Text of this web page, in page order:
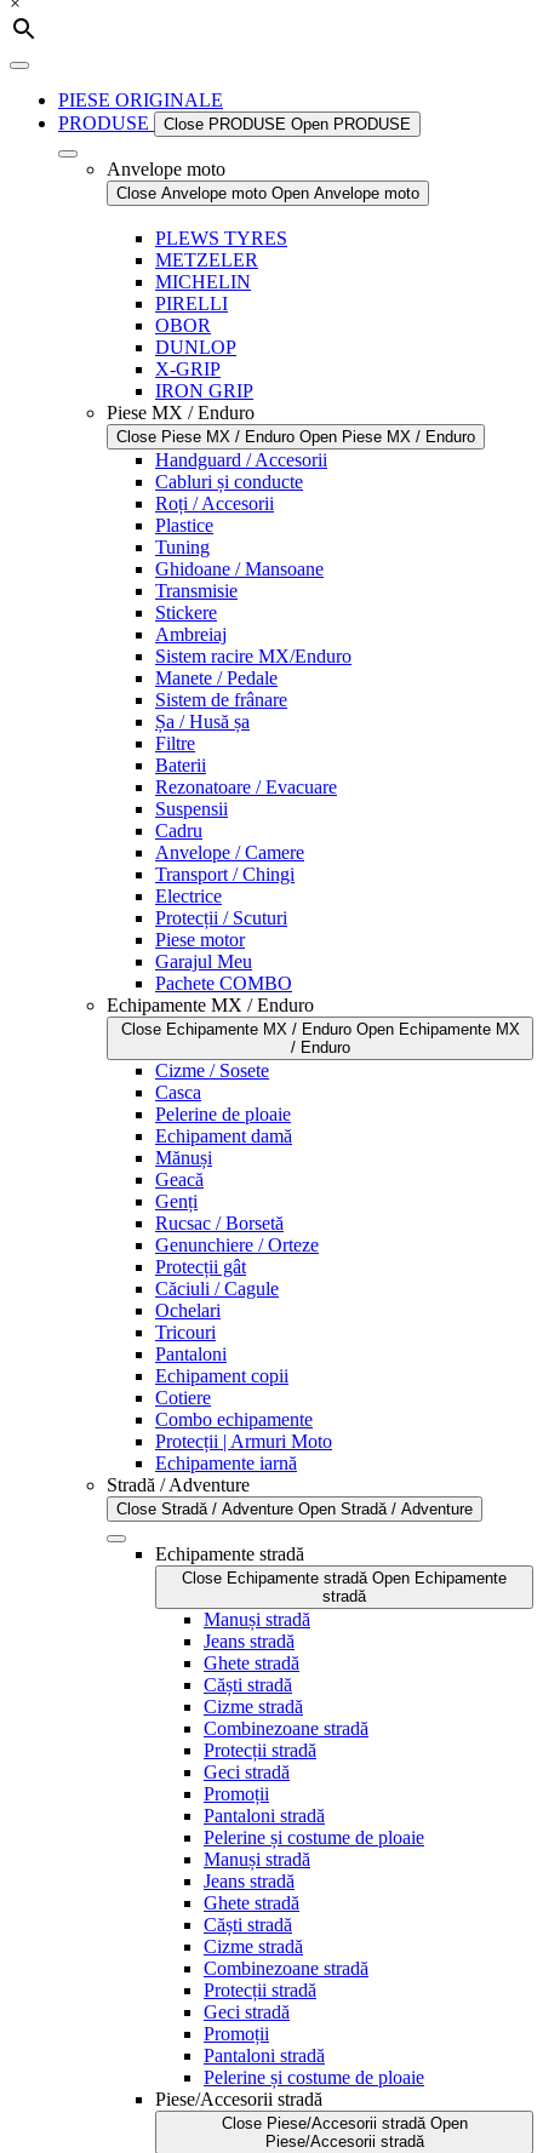
PIESE ORIGINALE
PRODUSE
Close PRODUSE Open PRODUSE
Anvelope moto
Close Anvelope moto Open Anvelope moto
PLEWS TYRES
METZELER
MICHELIN
PIRELLI
OBOR
DUNLOP
X-GRIP
IRON GRIP
Piese MX / Enduro
Close Piese MX / Enduro Open Piese MX / Enduro
Handguard / Accesorii
Cabluri și conducte
Roți / Accesorii
Plastice
Tuning
Ghidoane / Mansoane
Transmisie
Stickere
Ambreiaj
Sistem racire MX/Enduro
Manete / Pedale
Sistem de frânare
Șa / Husă șa
Filtre
Baterii
Rezonatoare / Evacuare
Suspensii
Cadru
Anvelope / Camere
Transport / Chingi
Electrice
Protecții / Scuturi
Piese motor
Garajul Meu
Pachete COMBO
Echipamente MX / Enduro
Close Echipamente MX / Enduro Open Echipamente MX
/ Enduro
Cizme / Sosete
Casca
Pelerine de ploaie
Echipament damă
Mănuși
Geacă
Genți
Rucsac / Borsetă
Genunchiere / Orteze
Protecții gât
Căciuli / Cagule
Ochelari
Tricouri
Pantaloni
Echipament copii
Cotiere
Combo echipamente
Protecții | Armuri Moto
Echipamente iarnă
Stradă / Adventure
Close Stradă / Adventure Open Stradă / Adventure
Echipamente stradă
Close Echipamente stradă Open Echipamente
stradă
Manuși stradă
Jeans stradă
Ghete stradă
Căști stradă
Cizme stradă
Combinezoane stradă
Protecții stradă
Geci stradă
Promoții
Pantaloni stradă
Pelerine și costume de ploaie
Manuși stradă
Jeans stradă
Ghete stradă
Căști stradă
Cizme stradă
Combinezoane stradă
Protecții stradă
Geci stradă
Promoții
Pantaloni stradă
Pelerine și costume de ploaie
Piese/Accesorii stradă
Close Piese/Accesorii stradă Open
Piese/Accesorii stradă